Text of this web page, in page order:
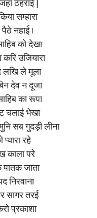
ठहराई |
सम्हारा
नहाई ।
को देखा
उजियारा
लखि ले मूला
देव न दूजा
का रूपा
चलाई भेखा
सब गुदड़ी लीना
रहे
काला परे
जाता
निरवाना
सागर तरई
प्रकाशा